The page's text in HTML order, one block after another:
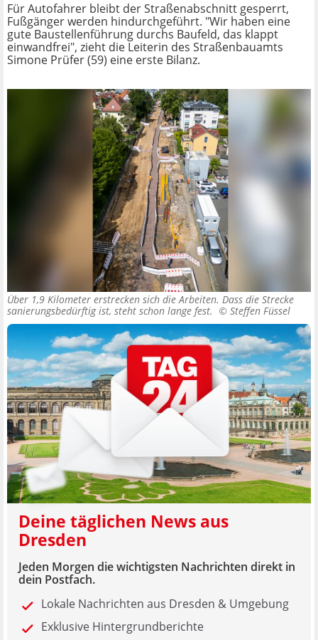
Für Autofahrer bleibt der Straßenabschnitt gesperrt,
Fußgänger werden hindurchgeführt. "Wir haben eine
gute Baustellenführung durchs Baufeld, das klappt
einwandfrei", zieht die Leiterin des Straßenbauamts
Simone Prüfer (59) eine erste Bilanz.
Über 1,9 Kilometer erstrecken sich die Arbeiten. Dass die Strecke
sanierungsbedürftig ist, steht schon lange fest. © Steffen Füssel
Deine täglichen News aus
Dresden
Jeden Morgen die wichtigsten Nachrichten direkt in
dein Postfach.
Lokale Nachrichten aus Dresden & Umgebung
Exklusive Hintergrundberichte